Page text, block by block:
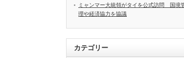
ミャンマー大統領がタイを公式訪問 国境
理や経済協力を協議
カテゴリー